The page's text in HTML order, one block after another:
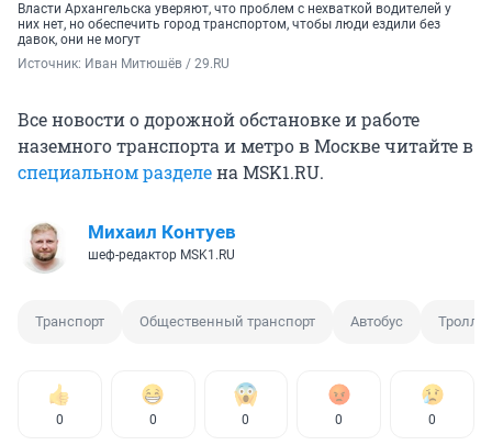
Власти Архангельска уверяют, что проблем с нехваткой водителей у
них нет, но обеспечить город транспортом, чтобы люди ездили без
давок, они не могут
Источник: Иван Митюшёв / 29.RU
Все новости о дорожной обстановке и работе
наземного транспорта и метро в Москве читайте в
специальном разделена MSK1.RU.
Михаил Контуев
шеф-редактор MSK1.RU
Транспорт Общественный транспорт Автобус
0 0 0 0 0